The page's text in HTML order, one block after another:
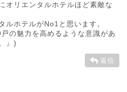
オリエンタルホテルほど素敵な
ルホテルがNo1と思います。
の魅力を高めるような意識があ
』)
返信